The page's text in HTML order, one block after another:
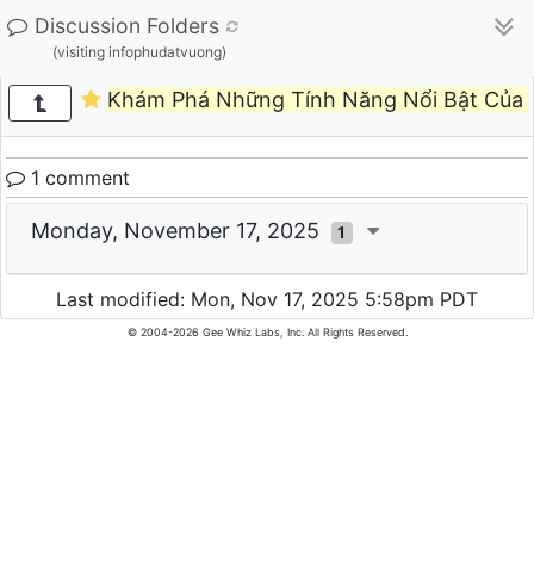
Discussion Folders
(visiting infophudatvuong)
Khám Phá Những Tính Năng Nổi Bật
1 comment
Monday, November 17, 2025 1
Last modified: Mon, Nov 17, 2025 5:58pm PDT
© 2004-2026 Gee Whiz Labs, Inc. All Rights Reserved.